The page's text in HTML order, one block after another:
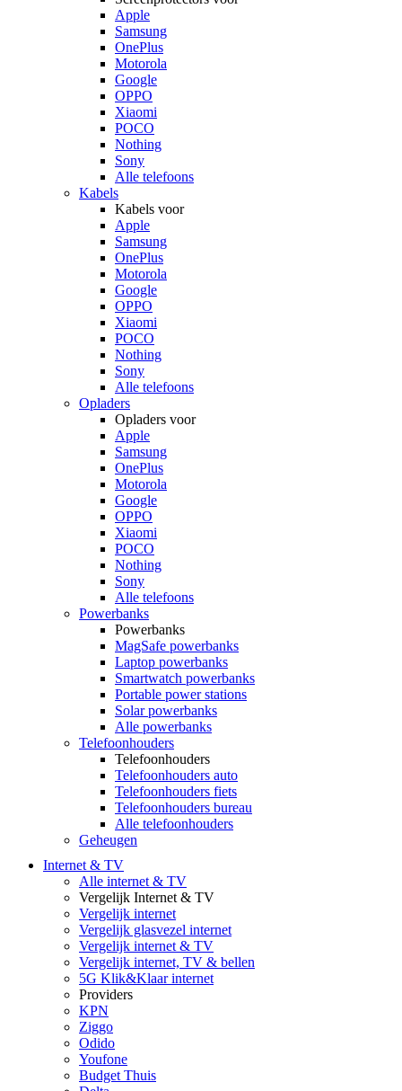
Apple
Samsung
OnePlus
Motorola
Google
OPPO
Xiaomi
POCO
Nothing
Sony
Alle telefoons
Kabels
Kabels voor
Apple
Samsung
OnePlus
Motorola
Google
OPPO
Xiaomi
POCO
Nothing
Sony
Alle telefoons
Opladers
Opladers voor
Apple
Samsung
OnePlus
Motorola
Google
OPPO
Xiaomi
POCO
Nothing
Sony
Alle telefoons
Powerbanks
Powerbanks
MagSafe powerbanks
Laptop powerbanks
Smartwatch powerbanks
Portable power stations
Solar powerbanks
Alle powerbanks
Telefoonhouders
Telefoonhouders
Telefoonhouders auto
Telefoonhouders fiets
Telefoonhouders bureau
Alle telefoonhouders
Geheugen
Internet & TV
Alle internet & TV
Vergelijk Internet & TV
Vergelijk internet
Vergelijk glasvezel internet
Vergelijk internet & TV
Vergelijk internet, TV & bellen
5G Klik&Klaar internet
Providers
KPN
Ziggo
Odido
Youfone
Budget Thuis